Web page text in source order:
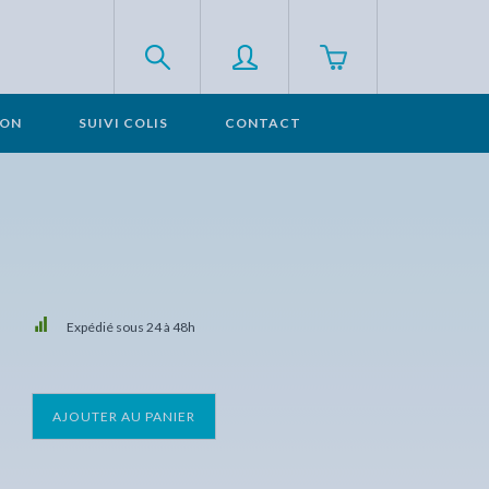
SUIVI COLIS CONTACT
Expédié sous 24 à 48h